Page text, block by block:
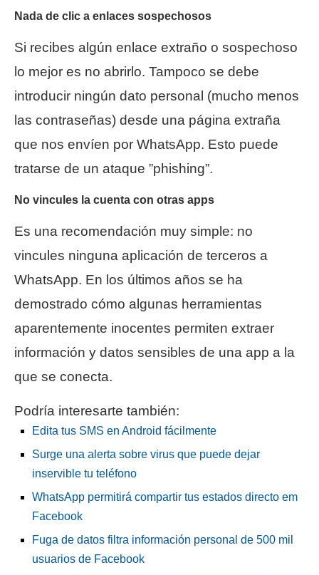
Nada de clic a enlaces sospechosos
Si recibes algún enlace extraño o sospechoso
lo mejor es no abrirlo. Tampoco se debe
introducir ningún dato personal (mucho menos
las contraseñas) desde una página extraña
que nos envíen por WhatsApp. Esto puede
tratarse de un ataque ”phishing”.
No vincules la cuenta con otras apps
Es una recomendación muy simple: no
vincules ninguna aplicación de terceros a
WhatsApp. En los últimos años se ha
demostrado cómo algunas herramientas
aparentemente inocentes permiten extraer
información y datos sensibles de una app a la
que se conecta.
Podría interesarte también:
Edita tus SMS en Android fácilmente
Surge una alerta sobre virus que puede dejar
inservible tu teléfono
WhatsApp permitirá compartir tus estados directo em
Facebook
Fuga de datos filtra información personal de 500 mil
usuarios de Facebook